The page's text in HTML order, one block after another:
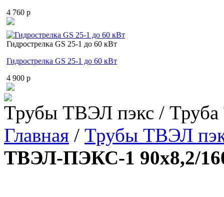
4 760 p
Гидрострелка GS 25-1 до 60 кВт
Гидрострелка GS 25-1 до 60 кВт
4 900 p
Трубы ТВЭЛ пэкс /
Главная / Трубы ТВЭЛ
ТВЭЛ-ПЭКС-1 90x8,2/